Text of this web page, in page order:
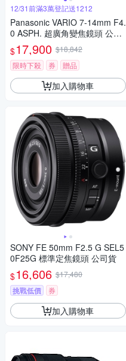
12/31前滿3萬登記送1212
Panasonic VARIO 7-14mm F4.
0 ASPH. 超廣角變焦鏡頭 公司
貨
$17,900 $18,842
限時下殺
券 贈品
加入購物車
SONY FE 50mm F2.5 G SEL5
0F25G 標準定焦鏡頭 公司貨
$16,606 $17,480
挑戰低價
券
加入購物車